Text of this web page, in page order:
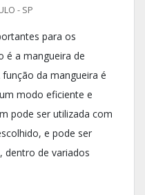
- SP
para os
é a mangueira de
da mangueira é
modo eficiente e
pode ser utilizada com
e pode ser
dentro de variados